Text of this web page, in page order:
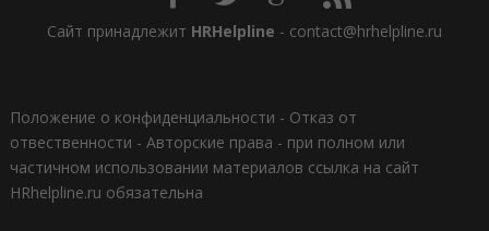
Сайт принадлежит HRHelpline - contact@hrhelpline.ru
Положение о конфиденциальности - Отказ от
отвественности - Авторские права - при полном или
частичном использовании материалов ссылка на сайт
HRhelpline.ru обязательна